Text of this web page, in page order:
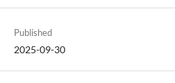
Published
2025-09-30